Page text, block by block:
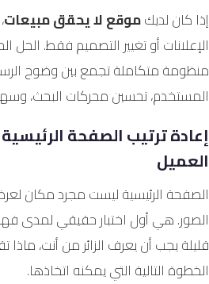
إذا كان لديكموقع لا يحقق مبيعات
الإعلانات أو تغيير التصميم فقط. الحل
منظومة متكاملة تجمع بين وضوح
المستخدم، تحسين محركات البحث،
إعادة ترتيب الصفحة
العميل
الصفحة الرئيسية ليست مجرد مكان
الصور. هي أول اختبار حقيقي لمدى
قليلة يجب أن يعرف الزائر من أنت،
الخطوة التالية التي يمكنه اتخاذها.